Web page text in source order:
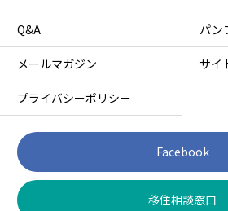
Q&A パン
メールマガジン サイ
プライバシーポリシー
Facebook
移住相談窓口